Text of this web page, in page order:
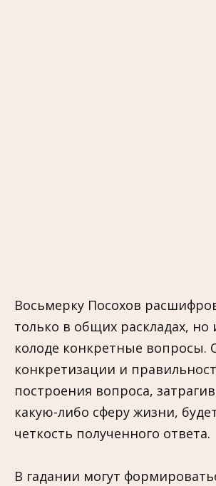
Восьмерку Посохов
только в общих раскладах, но
колоде конкретные вопросы.
конкретизации и
построения вопроса,
какую-либо сферу жизни,
четкость полученного ответа.
В гадании могут